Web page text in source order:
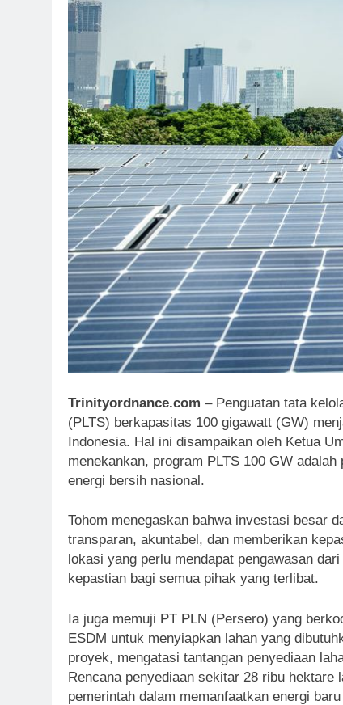
Trinityordnance.com – Penguatan tata
(PLTS) berkapasitas 100 gigawatt (GW)
Indonesia. Hal ini disampaikan oleh Ketua
menekankan, program PLTS 100 GW
energi bersih nasional.
Tohom menegaskan bahwa investasi besar
transparan, akuntabel, dan memberikan
lokasi yang perlu mendapat pengawasan
kepastian bagi semua pihak yang terlibat.
Ia juga memuji PT PLN (Persero) yang
ESDM untuk menyiapkan lahan yang
proyek, mengatasi tantangan penyediaan
Rencana penyediaan sekitar 28 ribu
pemerintah dalam memanfaatkan energi